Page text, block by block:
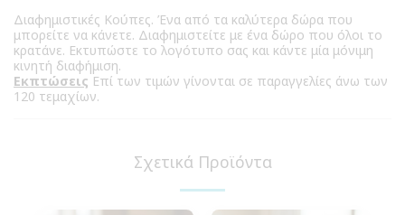
Διαφημιστικές Κούπες. Ένα από τα καλύτερα δώρα που
μπορείτε να κάνετε. Διαφημιστείτε με ένα δώρο που όλοι το
κρατάνε. Εκτυπώστε το λογότυπο σας και κάντε μία μόνιμη
κινητή διαφήμιση.
Εκπτώσεις Επί των τιμών γίνονται σε παραγγελίες άνω των
120 τεμαχίων.
Σχετικά Προϊόντα